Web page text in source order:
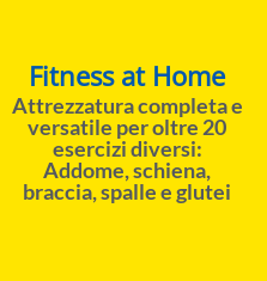
Fitness at Home
Attrezzatura completa e
versatile per oltre 20
esercizi diversi:
Addome, schiena,
braccia, spalle e glutei